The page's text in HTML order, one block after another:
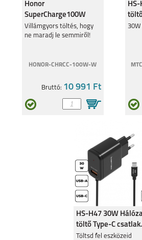
REDMI NOTE 11 4G POCO M4 PRO 5G
MI 11 LITE 5G NE
POCO F3 5G
Honor
SuperCharge100W
hálózati töltő Usb-C,
Fehér
Villámgyors töltés, hogy
ne maradj le semmiről!
HONOR-CHRCC-100W-W
Bruttó: 10 991 Ft
HS-
HS-H47 30W
töltő Type-C
Fekete
Töltsd fel eszközeid